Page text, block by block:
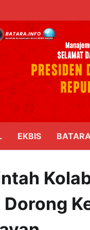
EKBIS